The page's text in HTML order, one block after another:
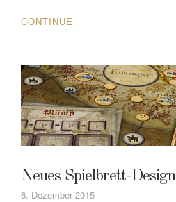
CONTINUE
Neues Spielbrett-Design
6. Dezember 2015